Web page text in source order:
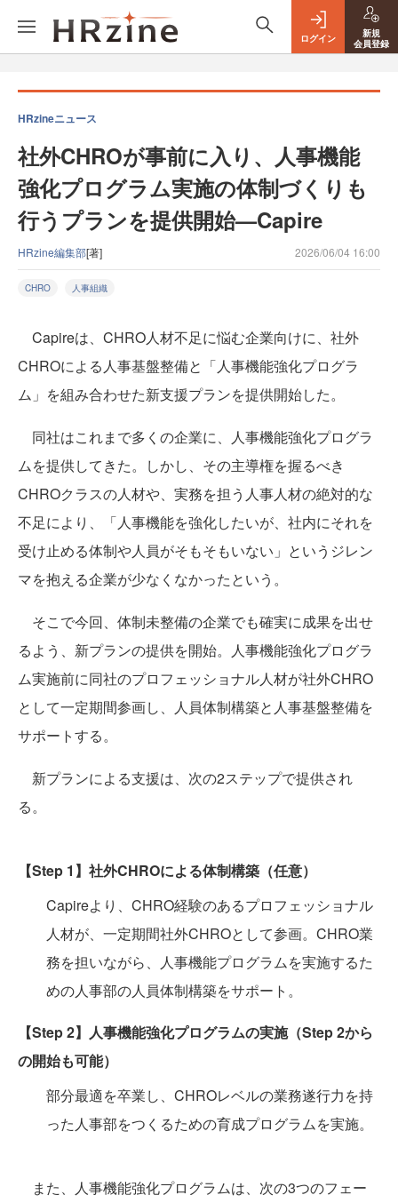
ログイン
新規
会員登録
HRzineニュース
社外CHROが事前に入り、人事機能
強化プログラム実施の体制づくりも
行うプランを提供開始—Capire
HRzine編集部[著] 2026/06/04 16:00
CHRO 人事組織
Capireは、CHRO人材不足に悩む企業向けに、社外
CHROによる人事基盤整備と「人事機能強化プログラ
ム」を組み合わせた新支援プランを提供開始した。
同社はこれまで多くの企業に、人事機能強化プログラ
ムを提供してきた。しかし、その主導権を握るべき
CHROクラスの人材や、実務を担う人事人材の絶対的な
不足により、「人事機能を強化したいが、社内にそれを
受け止める体制や人員がそもそもいない」というジレン
マを抱える企業が少なくなかったという。
そこで今回、体制未整備の企業でも確実に成果を出せ
るよう、新プランの提供を開始。人事機能強化プログラ
ム実施前に同社のプロフェッショナル人材が社外CHRO
として一定期間参画し、人員体制構築と人事基盤整備を
サポートする。
新プランによる支援は、次の2ステップで提供され
る。
【Step 1】社外CHROによる体制構築（任意）
Capireより、CHRO経験のあるプロフェッショナル
人材が、一定期間社外CHROとして参画。CHRO業
務を担いながら、人事機能プログラムを実施するた
めの人事部の人員体制構築をサポート。
【Step 2】人事機能強化プログラムの実施（Step 2から
の開始も可能）
部分最適を卒業し、CHROレベルの業務遂行力を持
った人事部をつくるための育成プログラムを実施。
また、人事機能強化プログラムは、次の3つのフェー